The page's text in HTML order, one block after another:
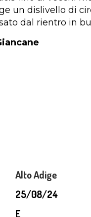
un dislivello di
dal rientro in
Alto Adige
25/08/24
E